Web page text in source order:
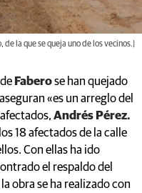
la que se queja uno de los vecinos.|
de Faberose han quejado
«es un arreglo del
Andrés Pérez.
18 afectados de la calle
Con ellas ha ido
el respaldo del
obra se ha realizado con